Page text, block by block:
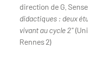
direction de G.
didactiques : deux
vivant au cycle 2"
Rennes 2)